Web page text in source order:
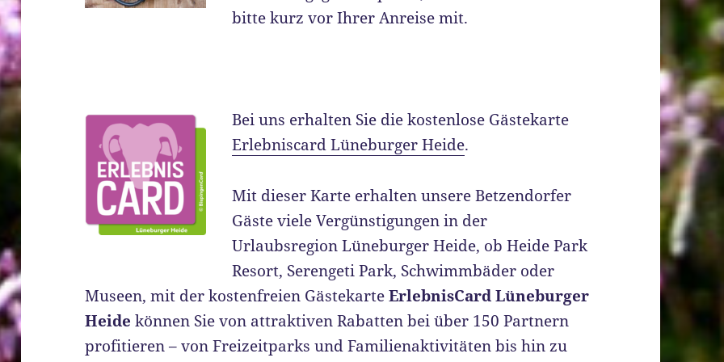
bitte kurz vor Ihrer Anreise mit.
Bei uns erhalten Sie die kostenlose Gästekarte
Erlebniscard Lüneburger Heide.
Mit dieser Karte erhalten unsere Betzendorfer
Gäste viele Vergünstigungen in der
Urlaubsregion Lüneburger Heide, ob Heide Park
Resort, Serengeti Park, Schwimmbäder oder
Museen, mit der kostenfreien GästekarteErlebnisCard Lüneburger
Heide können Sie von attraktiven Rabatten bei über 150 Partnern
profitieren – von Freizeitparks und Familienaktivitäten bis hin zu